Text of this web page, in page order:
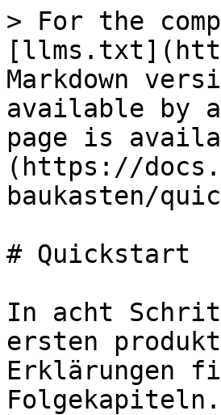
> For the
Markdown
available by
page is
(https://
baukasten/
# Quickstart
In acht
ersten
Erklärungen
Folgekapiteln.